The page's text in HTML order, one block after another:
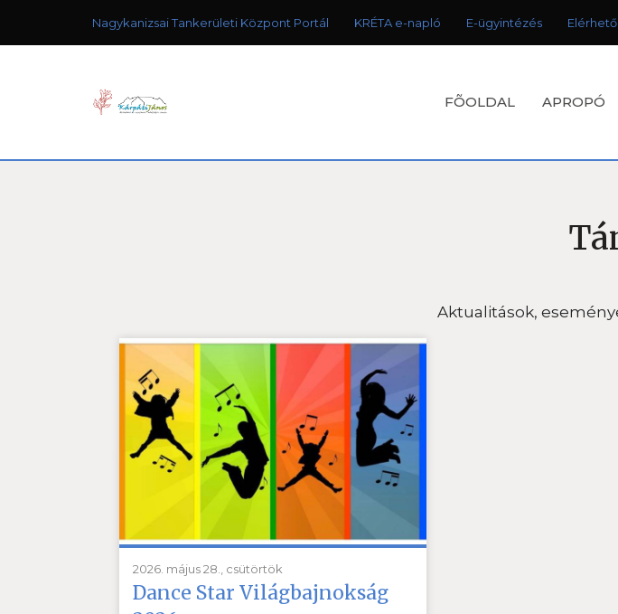
Nagykanizsai Tankerületi Központ Portál KRÉTA e-napló E-ügyintézés
FÕOLDAL APROPÓ
Aktualitások,
2026. május 28., csütörtök
Dance Star Világbajnokság